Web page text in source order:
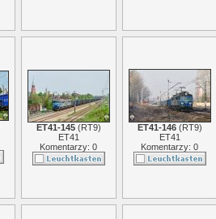
ET41-145(RT9)
ET41
Komentarzy: 0
ET41-146(RT9)
ET41
Komentarzy: 0